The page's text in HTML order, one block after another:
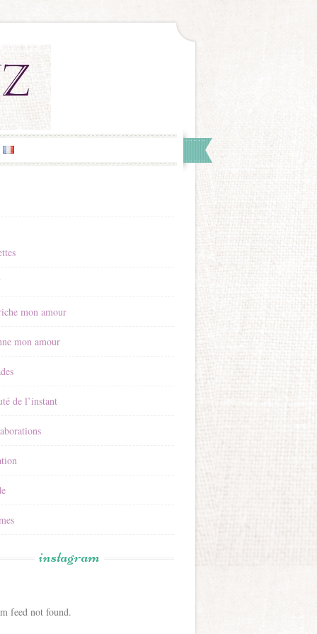
mon amour
mon amour
de l’instant
instagram
feed not found.